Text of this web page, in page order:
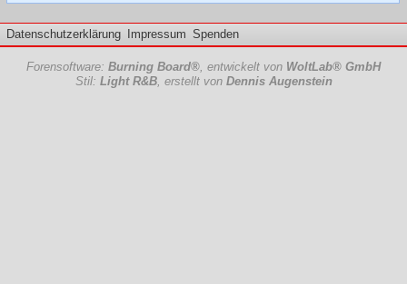
Datenschutzerklärung Impressum Spenden
Forensoftware: Burning Board®, entwickelt von WoltLab® GmbH
Stil: Light R&B, erstellt von Dennis Augenstein